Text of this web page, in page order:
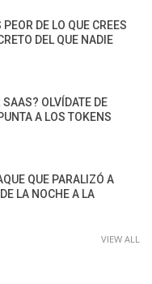
DE LO QUE CREES
DEL QUE NADIE
OLVÍDATE DE
A LOS TOKENS
QUE PARALIZÓ A
LA NOCHE A LA
VIEW ALL